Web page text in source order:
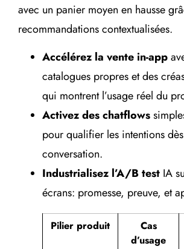
avec un panier moyen en hausse
recommandations contextualisées.
Accélérez la vente in-app
catalogues propres et des
qui montrent l’usage réel du
Activez des chatflows
pour qualifier les intentions dès
conversation.
Industrialisez l’A/B test IA
écrans: promesse, preuve, et
Pilier produit
Cas
d’usage